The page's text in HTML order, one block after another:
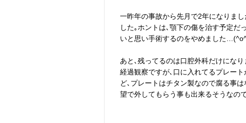
一昨年の事故から先月で2年になりま
した｡ホントは､顎下の傷を治す予定だ
いと思い手術するのをやめました
あと､残ってるのは口腔外科だけにな
経過観察ですが､口に入れてるプレー
ど､プレートはチタン製なので腐る事
望で外してもらう事も出来るそうなの